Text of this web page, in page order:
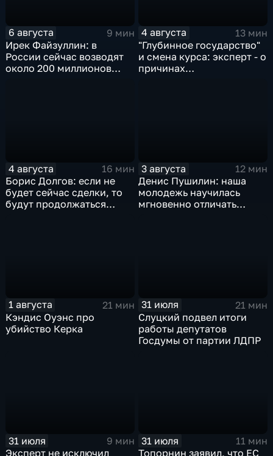
6 августа
9 мин
Ирек Файзуллин: в
России сейчас возводят
около 200 миллионов
4 августа
13 мин
"Глубинное государство"
и смена курса: эксперт - о
причинах
4 августа
16 мин
Борис Долгов: если не
будет сейчас сделки, то
будут продолжаться
3 августа
12 мин
Денис Пушилин: наша
молодежь научилась
мгновенно отличать
1 августа
21 мин
Кэндис Оуэнс про
убийство Керка
31 июля
21 мин
Слуцкий подвел итоги
работы депутатов
Госдумы от партии ЛДПР
31 июля
9 мин
Эксперт не исключил
31 июля
11 мин
Топорнин заявил, что ЕС